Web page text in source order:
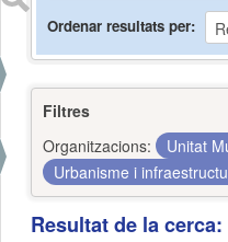
Ordenar resultats per
Filtres
Organitzacions:
Unitat
Urbanisme i
Resultat de la